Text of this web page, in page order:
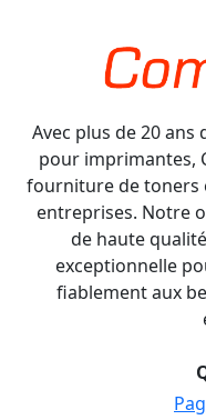
Avec plus de 20
pour imprimantes,
fourniture de toners
entreprises. Notre
de haute
exceptionnelle
fiablement aux